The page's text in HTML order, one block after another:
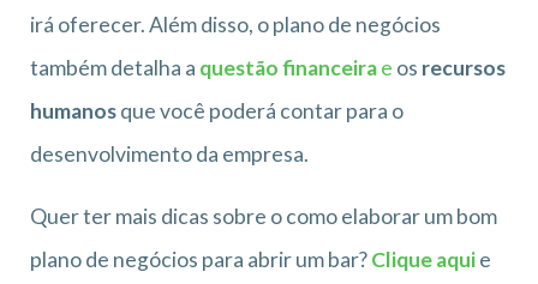
irá oferecer. Além disso, o plano de negócios
também detalha a questão financeirae os recursos
humanosque você poderá contar para o
desenvolvimento da empresa.
Quer ter mais dicas sobre o como elaborar um bom
plano de negócios para abrir um bar?Clique aquie